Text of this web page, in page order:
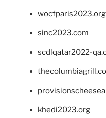
wocfparis2023.org
sinc2023.com
scdlqatar2022-
khedi2023.org